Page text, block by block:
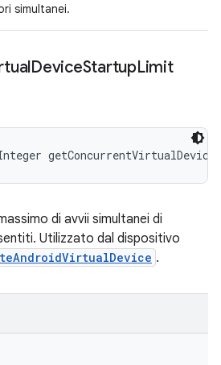
simultanei.
DeviceStartupLimit
di avvii simultanei di
Utilizzato dal dispositivo
.